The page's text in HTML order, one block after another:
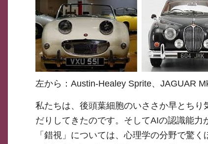
左から：Austin-Healey Sprite、JAGUAR
私たちは、後頭葉細胞のいささか早とち
だりしてきたのです。そしてAIの認識能力
「錯視」については、心理学の分野で驚